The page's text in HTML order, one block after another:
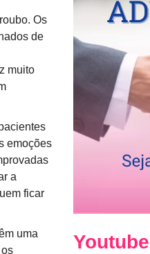
Os
de
muito
emoções
a
ficar
uma
Youtube